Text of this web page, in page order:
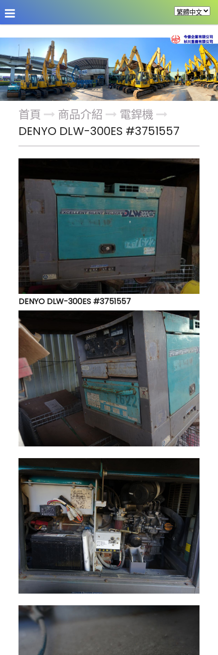
公司介紹 最新消息 改裝機具
首頁 商品介紹
電銲機
DENYO DLW-300ES #3751557
DENYO DLW-300ES #3751557